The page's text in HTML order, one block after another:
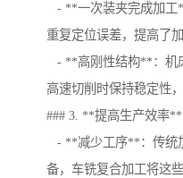
- **一次装夹完成加工
重复定位误差，提高了加
- **高刚性结构**：机
高速切削时保持稳定性
### 3. **提高生产效率**
- **减少工序**：传统
备，车铣复合加工将这